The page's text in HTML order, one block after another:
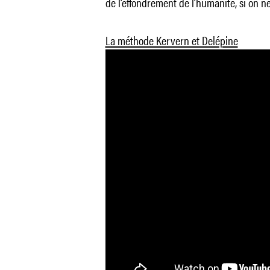
La méthode Kervern et Delépine